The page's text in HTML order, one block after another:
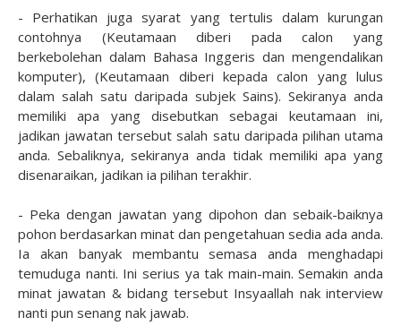
- Perhatikan juga syarat yang tertulis dalam kurungan
contohnya (Keutamaan diberi pada calon yang
berkebolehan dalam Bahasa Inggeris dan mengendalikan
komputer), (Keutamaan diberi kepada calon yang lulus
dalam salah satu daripada subjek Sains). Sekiranya anda
memiliki apa yang disebutkan sebagai keutamaan ini,
jadikan jawatan tersebut salah satu daripada pilihan utama
anda. Sebaliknya, sekiranya anda tidak memiliki apa yang
disenaraikan, jadikan ia pilihan terakhir.
- Peka dengan jawatan yang dipohon dan sebaik-baiknya
pohon berdasarkan minat dan pengetahuan sedia ada anda.
Ia akan banyak membantu semasa anda menghadapi
temuduga nanti. Ini serius ya tak main-main. Semakin anda
minat jawatan & bidang tersebut Insyaallah nak interview
nanti pun senang nak jawab.